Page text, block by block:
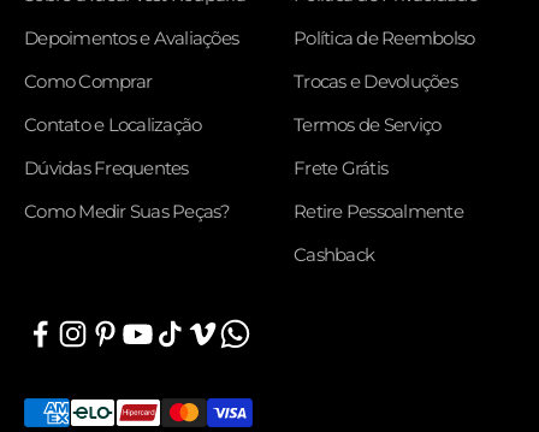
Depoimentos e Avaliações
Como Comprar
Contato e Localização
Dúvidas Frequentes
Como Medir Suas Peças?
Política de Reembolso
Trocas e Devoluções
Termos de Serviço
Frete Grátis
Retire Pessoalmente
Cashback